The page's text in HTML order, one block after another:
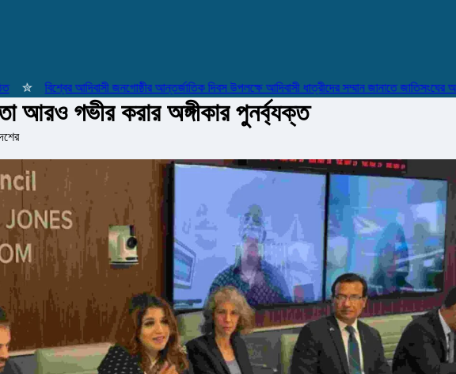
বিশ্বের আদিবাসী জনগোষ্ঠীর আন্তর্জাতিক দিবস উপলক্ষে আদিবাসী ধাত্রীদের সম্মান জানাতে জাতিসংঘের আহ্বান
আরও গভীর করার অঙ্গীকার পুনর্ব্যক্ত